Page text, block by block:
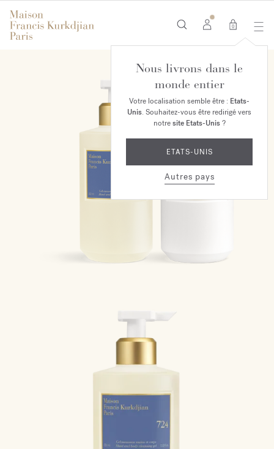
0
Nous livrons dans le
monde entier
Votre localisation semble être : Etats-
Unis. Souhaitez-vous être redirigé vers
notresite Etats-Unis?
ETATS-UNIS
Autres pays
EXCLUSIVITÉ EN LIGNE